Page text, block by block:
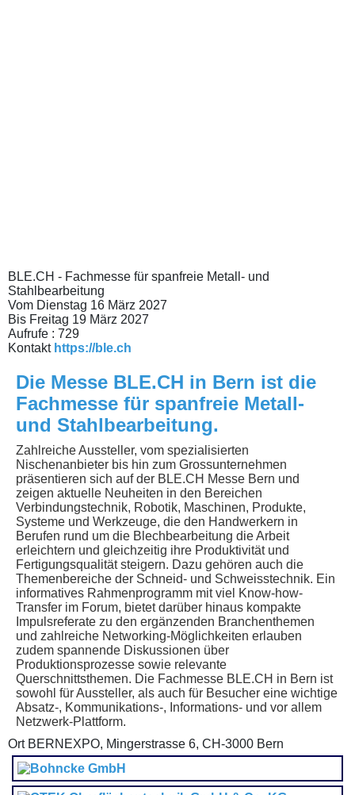
BLE.CH - Fachmesse für spanfreie Metall- und
Stahlbearbeitung
Vom Dienstag 16 März 2027
Bis Freitag 19 März 2027
Aufrufe : 729
Kontakt https://ble.ch
Die Messe BLE.CH in Bern ist die
Fachmesse für spanfreie Metall-
und Stahlbearbeitung.
Zahlreiche Aussteller, vom spezialisierten
Nischenanbieter bis hin zum Grossunternehmen
präsentieren sich auf der BLE.CH Messe Bern und
zeigen aktuelle Neuheiten in den Bereichen
Verbindungstechnik, Robotik, Maschinen, Produkte,
Systeme und Werkzeuge, die den Handwerkern in
Berufen rund um die Blechbearbeitung die Arbeit
erleichtern und gleichzeitig ihre Produktivität und
Fertigungsqualität steigern. Dazu gehören auch die
Themenbereiche der Schneid- und Schweisstechnik. Ein
informatives Rahmenprogramm mit viel Know-how-
Transfer im Forum, bietet darüber hinaus kompakte
Impulsreferate zu den ergänzenden Branchenthemen
und zahlreiche Networking-Möglichkeiten erlauben
zudem spannende Diskussionen über
Produktionsprozesse sowie relevante
Querschnittsthemen. Die Fachmesse BLE.CH in Bern ist
sowohl für Aussteller, als auch für Besucher eine wichtige
Absatz-, Kommunikations-, Informations- und vor allem
Netzwerk-Plattform.
Ort BERNEXPO, Mingerstrasse 6, CH-3000 Bern